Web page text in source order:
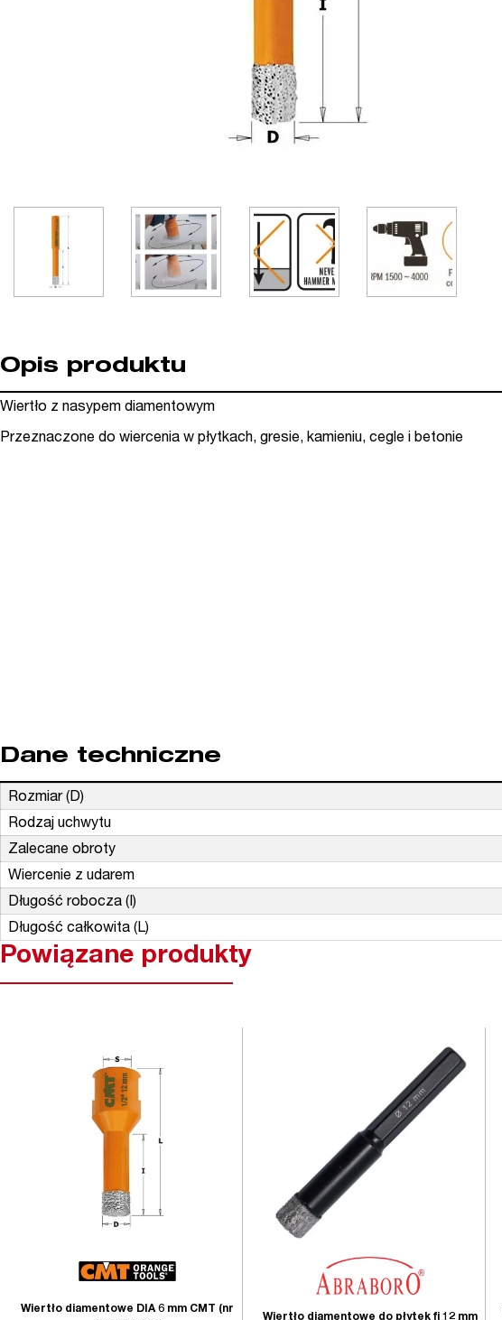
Opis produktu
Wiertło z nasypem diamentowym
Przeznaczone do wiercenia w płytkach, gresie, kamieniu, cegle i betonie
Dane techniczne
Rozmiar (D)
Rodzaj uchwytu
Zalecane obroty
Wiercenie z udarem
Długość robocza (I)
Długość całkowita (L)
Powiązane produkty
Wiertło diamentowe DIA 6 mm CMT (nr
Wiertło diamentowe do płytek fi 12 mm